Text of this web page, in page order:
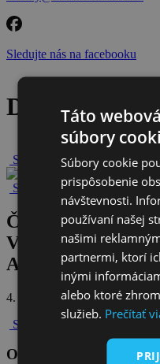
Sledujte nás na facebooku
Detail článku
Späť na novinky
Späť na všetky novinky
ČOV SVERŽOV-
Valné
Akcionárov VVS-
4. februára 2025
Späť na všetky novinky
Odoberajte naše
Táto
súbory
Súbory cookie
prispôsobenie
návštevnosti.
používaní našej
našimi
partnermi, ktorí
inými
alebo ktoré
služieb. Prečítať